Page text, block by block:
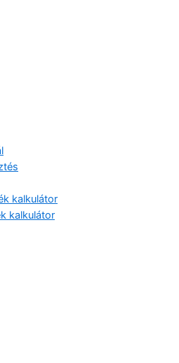
kalkulátor
kalkulátor